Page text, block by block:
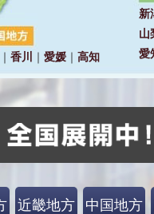
近畿地方 中国地方